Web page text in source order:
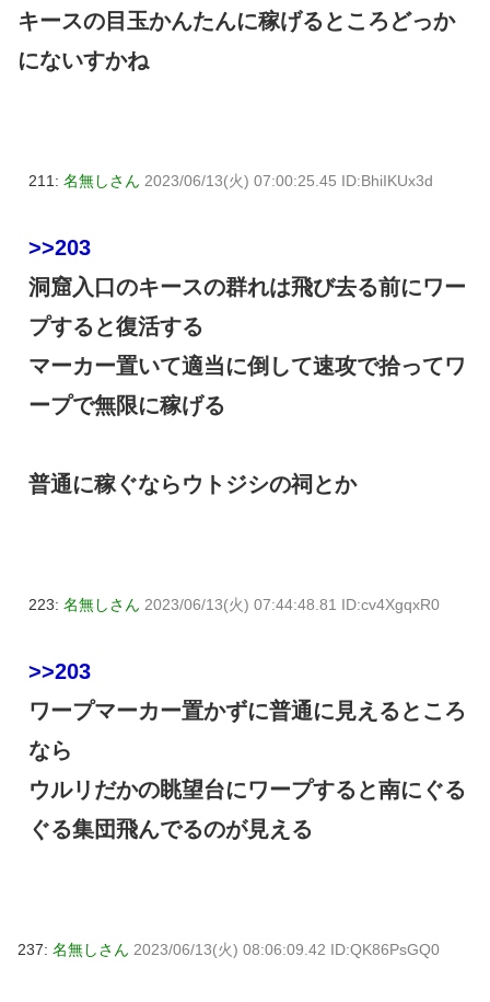
キースの目玉かんたんに稼げるところどっか
にないすかね
211: 名無しさん 2023/06/13(火) 07:00:25.45 ID:BhiIKUx3d
>>203
洞窟入口のキースの群れは飛び去る前にワー
プすると復活する
マーカー置いて適当に倒して速攻で拾ってワ
ープで無限に稼げる
普通に稼ぐならウトジシの祠とか
223: 名無しさん 2023/06/13(火) 07:44:48.81 ID:cv4XgqxR0
>>203
ワープマーカー置かずに普通に見えるところ
なら
ウルリだかの眺望台にワープすると南にぐる
ぐる集団飛んでるのが見える
237: 名無しさん 2023/06/13(火) 08:06:09.42 ID:QK86PsGQ0